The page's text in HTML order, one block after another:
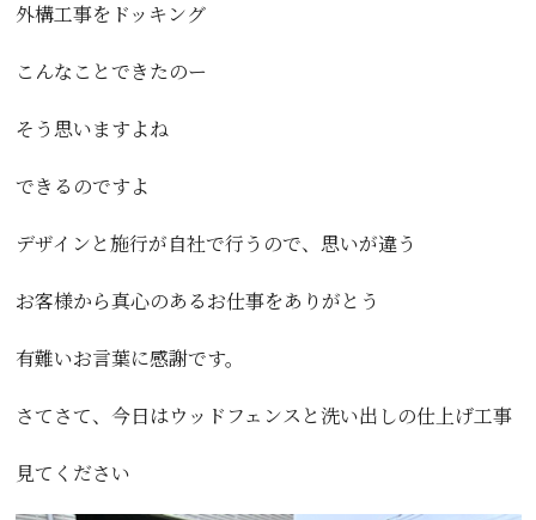
外構工事をドッキング
こんなことできたのー
そう思いますよね
できるのですよ
デザインと施行が自社で行うので、思いが違う
お客様から真心のあるお仕事をありがとう
有難いお言葉に感謝です。
さてさて、今日はウッドフェンスと洗い出しの仕上げ工事
見てください